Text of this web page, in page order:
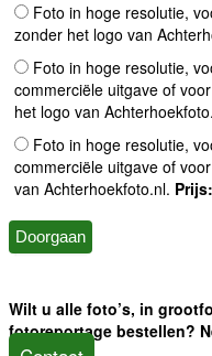
Foto in hoge resolutie,
zonder het logo van
Foto in hoge resolutie,
commerciële uitgave of
het logo van
Foto in hoge resolutie,
commerciële uitgave of
van Achterhoekfoto.nl.
Wilt u alle foto’s, in
fotoreportage bestellen?